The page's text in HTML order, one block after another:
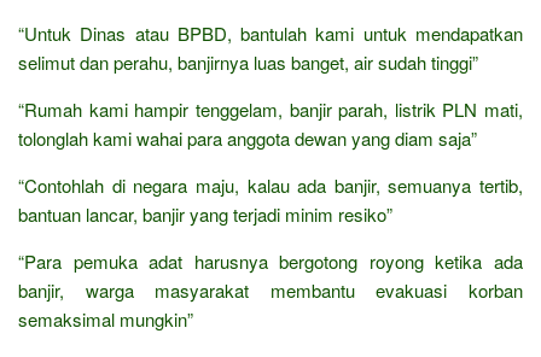
“Untuk Dinas atau BPBD, bantulah kami untuk mendapatkan
selimut dan perahu, banjirnya luas banget, air sudah tinggi”
“Rumah kami hampir tenggelam, banjir parah, listrik PLN mati,
tolonglah kami wahai para anggota dewan yang diam saja”
“Contohlah di negara maju, kalau ada banjir, semuanya tertib,
bantuan lancar, banjir yang terjadi minim resiko”
“Para pemuka adat harusnya bergotong royong ketika ada
banjir, warga masyarakat membantu evakuasi korban
semaksimal mungkin”